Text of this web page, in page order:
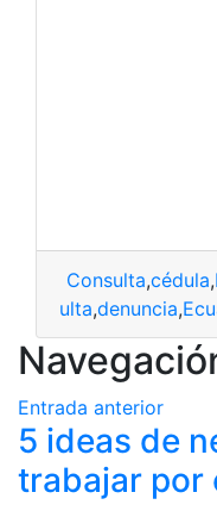
Consulta,cédula,
Consulta,denuncia,
Entrada anterior
5 ideas de
trabajar por